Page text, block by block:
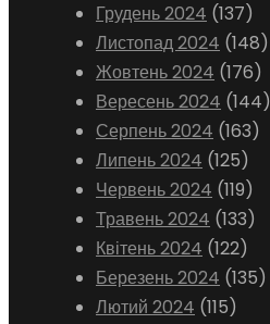
Грудень 2024 (137)
Листопад 2024 (148)
Жовтень 2024 (176)
Вересень 2024 (144)
Серпень 2024 (163)
Липень 2024 (125)
Червень 2024 (119)
Травень 2024 (133)
Квітень 2024 (122)
Березень 2024 (135)
Лютий 2024 (115)